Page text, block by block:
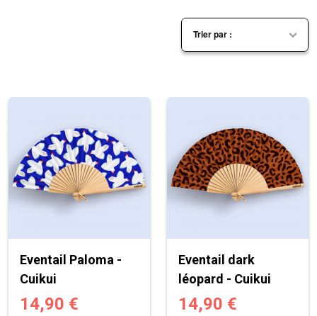
Eventail Paloma -
Cuikui
14,90 €
Eventail dark
léopard - Cuikui
14,90 €